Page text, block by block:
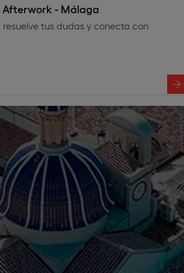
Afterwork - Málaga
resuelve tus dudas y conecta con